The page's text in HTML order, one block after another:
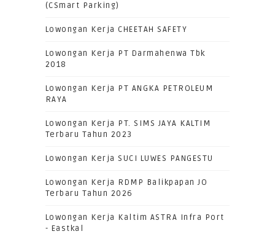
(CSmart Parking)
Lowongan Kerja CHEETAH SAFETY
Lowongan Kerja PT Darmahenwa Tbk
2018
Lowongan Kerja PT ANGKA PETROLEUM
RAYA
Lowongan Kerja PT. SIMS JAYA KALTIM
Terbaru Tahun 2023
Lowongan Kerja SUCI LUWES PANGESTU
Lowongan Kerja RDMP Balikpapan JO
Terbaru Tahun 2026
Lowongan Kerja Kaltim ASTRA Infra Port
- Eastkal